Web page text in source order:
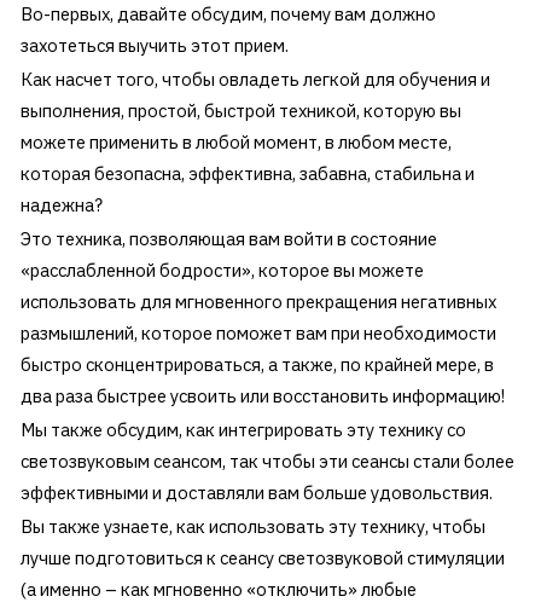
Во-первых, давайте обсудим, почему вам должно
захотеться выучить этот прием.
Как насчет того, чтобы овладеть легкой для обучения и
выполнения, простой, быстрой техникой, которую вы
можете применить в любой момент, в любом месте,
которая безопасна, эффективна, забавна, стабильна и
надежна?
Это техника, позволяющая вам войти в состояние
«расслабленной бодрости», которое вы можете
использовать для мгновенного прекращения негативных
размышлений, которое поможет вам при необходимости
быстро сконцентрироваться, а также, по крайней мере, в
два раза быстрее усвоить или восстановить информацию!
Мы также обсудим, как интегрировать эту технику со
светозвуковым сеансом, так чтобы эти сеансы стали более
эффективными и доставляли вам больше удовольствия.
Вы также узнаете, как использовать эту технику, чтобы
лучше подготовиться к сеансу светозвуковой стимуляции
(а именно – как мгновенно «отключить» любые